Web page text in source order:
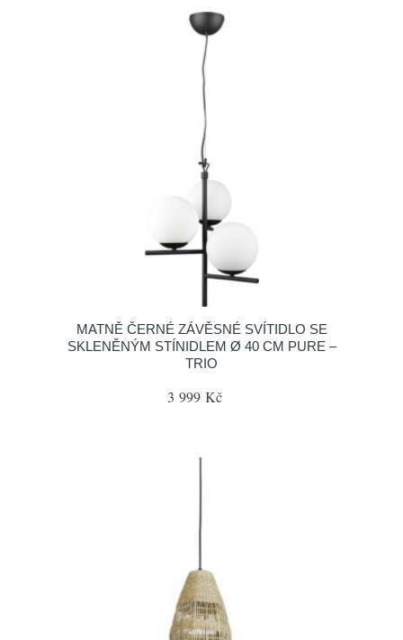
MATNĚ ČERNÉ ZÁVĚSNÉ SVÍTIDLO SE
SKLENĚNÝM STÍNIDLEM Ø 40 CM PURE –
TRIO
3 999 Kč